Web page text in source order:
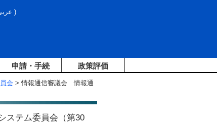
)
申請・手続 政策評価
会 > 情報通信審議会 情報通
テム委員会（第30